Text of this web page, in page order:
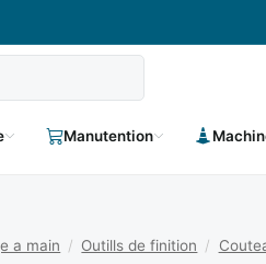
Manutention
a main / Outills de finition /